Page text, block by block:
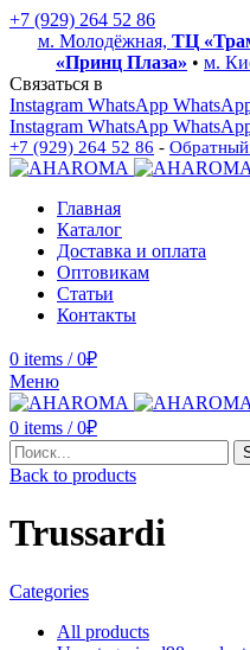
+7 (929) 264 52 86
м. Молодёжная, ТЦ
«Принц Плаза» • м.
Связаться в
Instagram WhatsApp
Instagram WhatsApp
+7 (929) 264 52 86 - Обратный
Главная
Каталог
Доставка и оплата
Оптовикам
Статьи
Контакты
0 items / 0₽
Меню
0 items / 0₽
Back to products
Trussardi
Categories
All products